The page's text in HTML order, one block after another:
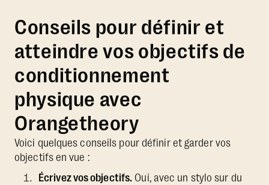
Conseils pour définir et
atteindre vos objectifs de
conditionnement
physique avec
Orangetheory
Voici quelques conseils pour définir et garder vos
objectifs en vue :
Écrivez vos objectifs. Oui, avec un stylo sur du